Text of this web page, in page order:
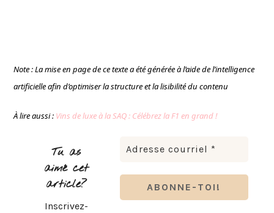
Note : La mise en page de ce texte a été générée à l’aide de l’intelligence
artificielle afin d’optimiser la structure et la lisibilité du contenu
À lire aussi : Vins de luxe à la SAQ : Célébrez la F1 en grand !
Tu as
aimé cet
article?
Inscrivez-